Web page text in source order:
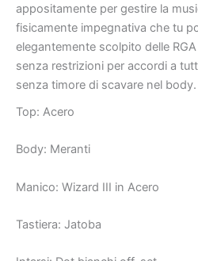
appositamente per gestire la
fisicamente impegnativa che tu
elegantemente scolpito delle
senza restrizioni per accordi a
senza timore di scavare nel body.
Top: Acero
Body: Meranti
Manico: Wizard III in Acero
Tastiera: Jatoba